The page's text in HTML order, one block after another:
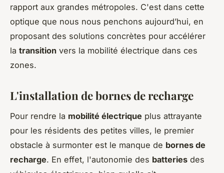
rapport aux grandes métropoles. C'est dans cette
optique que nous nous penchons aujourd’hui, en
proposant des solutions concrètes pour accélérer
la transition vers la mobilité électrique dans ces
zones.
L'installation de bornes de recharge
Pour rendre la mobilité électrique plus attrayante
pour les résidents des petites villes, le premier
obstacle à surmonter est le manque de bornes de
recharge. En effet, l'autonomie des batteries des